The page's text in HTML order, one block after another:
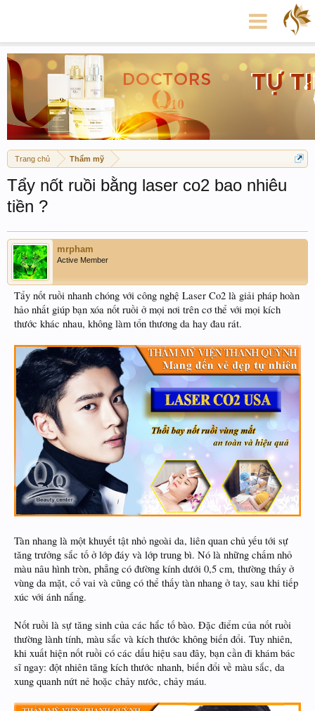
Trang chủ Thẩm mỹ
Tẩy nốt ruồi bằng laser co2 bao nhiêu
tiền ?
mrpham
Active Member
Tẩy nốt ruồi nhanh chóng với công nghệ Laser Co2 là giải pháp hoàn
hảo nhất giúp bạn xóa nốt ruồi ở mọi nơi trên cơ thể với mọi kích
thước khác nhau, không làm tổn thương da hay đau rát.
Tàn nhang là một khuyết tật nhỏ ngoài da, liên quan chủ yếu tới sự
tăng trưởng sắc tố ở lớp đáy và lớp trung bì. Nó là những chấm nhỏ
màu nâu hình tròn, phẳng có đường kính dưới 0,5 cm, thường thấy ở
vùng da mặt, cổ vai và cũng có thể thấy tàn nhang ở tay, sau khi tiếp
xúc với ánh nắng.
Nốt ruồi là sự tăng sinh của các hắc tố bào. Đặc điểm của nốt ruồi
thường lành tính, màu sắc và kích thước không biến đổi. Tuy nhiên,
khi xuất hiện nốt ruồi có các dấu hiệu sau đây, bạn cần đi khám bác
sĩ ngay: đột nhiên tăng kích thước nhanh, biến đổi về màu sắc, da
xung quanh nứt nẻ hoặc chảy nước, chảy máu.